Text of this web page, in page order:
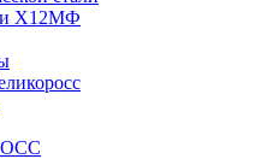
Х12МФ